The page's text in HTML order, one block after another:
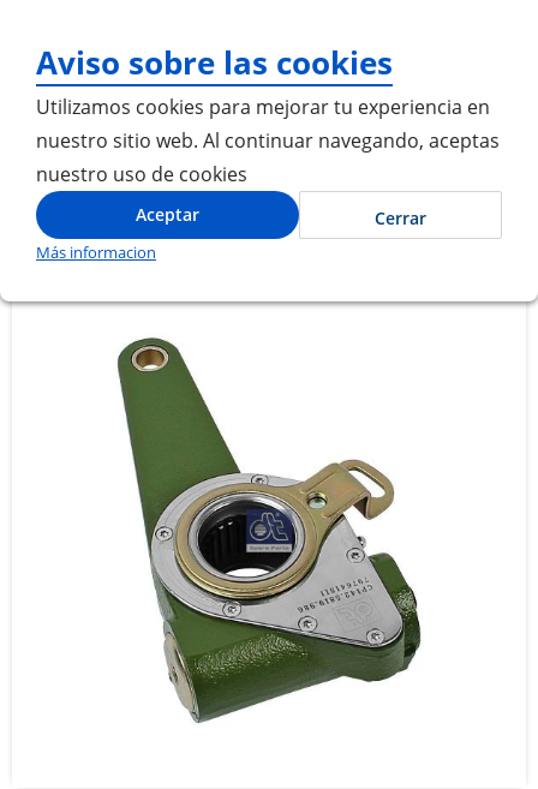
Aviso sobre las cookies
Utilizamos cookies para mejorar tu experiencia en
nuestro sitio web. Al continuar navegando, aceptas
nuestro uso de cookies
Aceptar Cerrar
Más informacion
Inicio RATCHET DE FRENO EJE TRASERO